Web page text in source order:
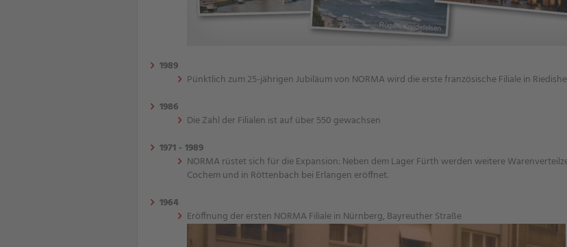
1989
Pünktlich zum 25-jährigen Jubiläum von NORMA wird die erste französische Filiale in
1986
Die Zahl der Filialen ist auf über 550 gewachsen
1971 - 1989
NORMA rüstet sich für die Expansion: Neben dem Lager Fürth werden weitere
Cochem und in Röttenbach bei Erlangen eröffnet.
1964
Eröffnung der ersten NORMA Filiale in Nürnberg, Bayreuther Straße